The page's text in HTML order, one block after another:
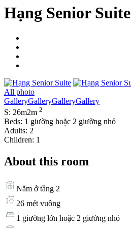
Hạng Senior Suite
All photo
GalleryGalleryGalleryGallery
S: 26m2m 2
Beds: 1 giường hoặc 2 giường nhỏ
Adults: 2
Children: 1
About this room
Nằm ở tầng 2
26 mét vuông
1 giường lớn hoặc 2 giường nhỏ